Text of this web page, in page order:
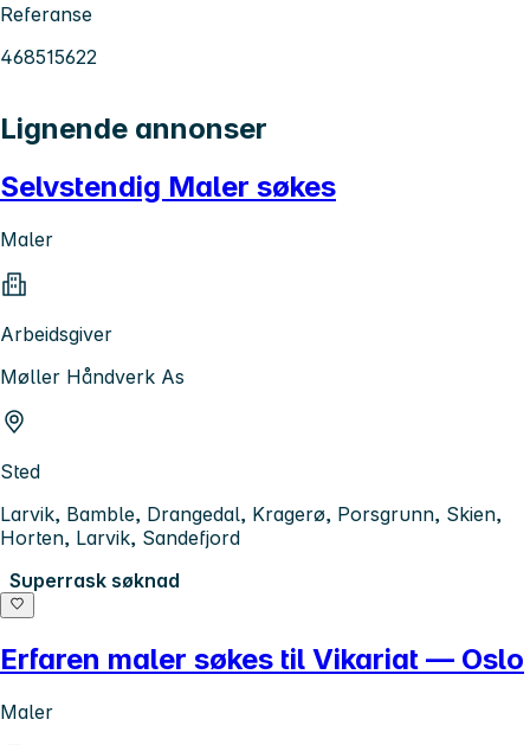
Referanse
468515622
Lignende annonser
Selvstendig Maler søkes
Maler
Arbeidsgiver
Møller Håndverk As
Sted
Larvik, Bamble, Drangedal, Kragerø, Porsgrunn, Skien,
Horten, Larvik, Sandefjord
Superrask søknad
Erfaren maler søkes til Vikariat — Oslo
Maler